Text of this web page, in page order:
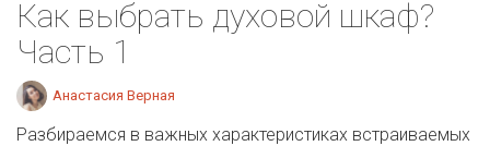
Как выбрать духовой шкаф?
Часть 1
Анастасия Верная
Разбираемся в важных характеристиках встраиваемых